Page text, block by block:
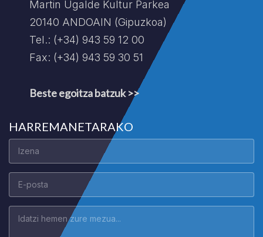
Martin Ugalde Kultur Parkea
20140 ANDOAIN (Gipuzkoa)
Tel.: (+34) 943 59 12 00
Fax: (+34) 943 59 30 51
Beste egoitza batzuk >>
HARREMANETARAKO